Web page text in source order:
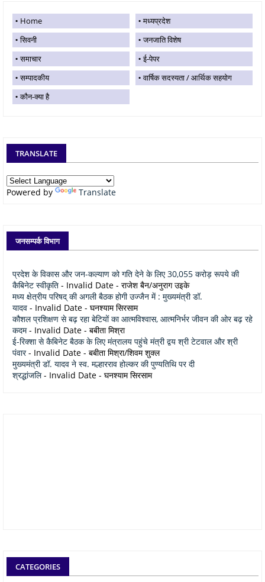
Home
मध्यप्रदेश
सिवनी
जनजाति विशेष
समाचार
ई-पेपर
सम्पादकीय
वार्षिक सदस्यता / आर्थिक सहयोग
कौन-क्या है
TRANSLATE
Powered by Translate
जनसम्पर्क विभाग
प्रदेश के विकास और जन-कल्याण को गति देने के लिए 30,055 करोड़ रूपये की
कैबिनेट स्वीकृति - Invalid Date - राजेश बैन/अनुराग उइके
मध्य क्षेत्रीय परिषद् की अगली बैठक होगी उज्जैन में : मुख्यमंत्री डॉ.
यादव - Invalid Date - घनश्याम सिरसाम
कौशल प्रशिक्षण से बढ़ रहा बेटियों का आत्मविश्वास, आत्मनिर्भर जीवन की ओर बढ़ रहे
कदम- Invalid Date - बबीता मिश्रा
ई-रिक्शा से कैबिनेट बैठक के लिए मंत्रालय पहुंचे मंत्री द्वय श्री टेटवाल और श्री
पंवार- Invalid Date - बबीता मिश्रा/शिवम शुक्ल
मुख्यमंत्री डॉ. यादव ने स्व. मल्हारराव होल्कर की पुण्यतिथि पर दी
श्रद्धांजलि- Invalid Date - घनश्याम सिरसाम
CATEGORIES